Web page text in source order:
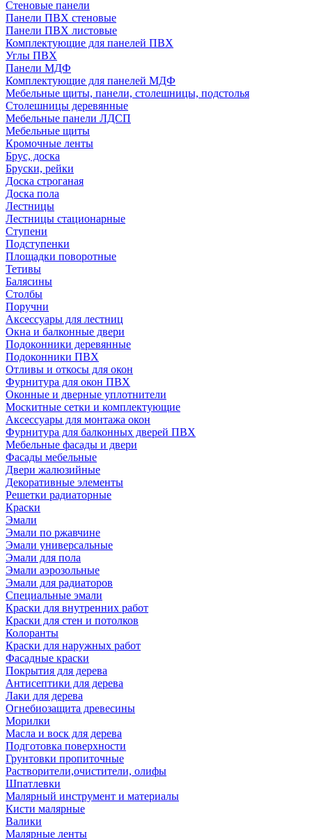
Стеновые панели
Панели ПВХ стеновые
Панели ПВХ листовые
Комплектующие для панелей ПВХ
Углы ПВХ
Панели МДФ
Комплектующие для панелей МДФ
Мебельные щиты, панели, столешницы, подстолья
Столешницы деревянные
Мебельные панели ЛДСП
Мебельные щиты
Кромочные ленты
Брус, доска
Бруски, рейки
Доска строганая
Доска пола
Лестницы
Лестницы стационарные
Ступени
Подступенки
Площадки поворотные
Тетивы
Балясины
Столбы
Поручни
Аксессуары для лестниц
Окна и балконные двери
Подоконники деревянные
Подоконники ПВХ
Отливы и откосы для окон
Фурнитура для окон ПВХ
Оконные и дверные уплотнители
Москитные сетки и комплектующие
Аксессуары для монтажа окон
Фурнитура для балконных дверей ПВХ
Мебельные фасады и двери
Фасады мебельные
Двери жалюзийные
Декоративные элементы
Решетки радиаторные
Краски
Эмали
Эмали по ржавчине
Эмали универсальные
Эмали для пола
Эмали аэрозольные
Эмали для радиаторов
Специальные эмали
Краски для внутренних работ
Краски для стен и потолков
Колоранты
Краски для наружных работ
Фасадные краски
Покрытия для дерева
Антисептики для дерева
Лаки для дерева
Огнебиозащита древесины
Морилки
Масла и воск для дерева
Подготовка поверхности
Грунтовки пропиточные
Растворители,очистители, олифы
Шпатлевки
Малярный инструмент и материалы
Кисти малярные
Валики
Малярные ленты